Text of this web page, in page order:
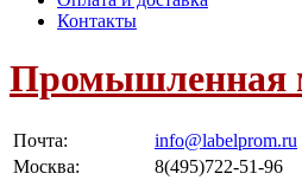
Контакты
Промышленная
Почта:
info@labelprom.ru
Москва: 8(495)722-51-96